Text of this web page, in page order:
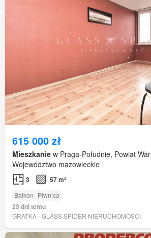
615 000 zł
Mieszkanie w Praga-Południe, Powiat
Województwo mazowieckie
3 57 m²
Balkon Piwnica
23 dni temu
GRATKA - GLASS SPIDER NIERUCHOMOŚCI